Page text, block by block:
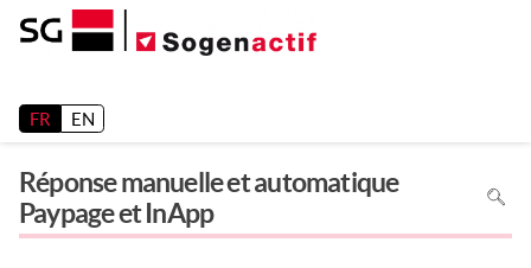
FR EN
Réponse manuelle et automatique
Paypage et InApp
Pour
page